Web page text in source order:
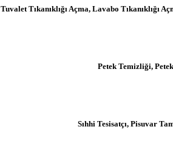
Tuvalet Tıkanıklığı Açma, Lavabo Tıkanıklığı
Petek Temizliği,
Sıhhi Tesisatçı, Pisuvar